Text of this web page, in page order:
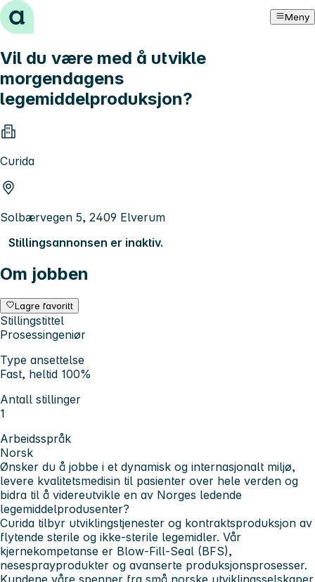
Hopp til innhold Meny
Vil du være med å utvikle
morgendagens
legemiddelproduksjon?
Curida
Solbærvegen 5, 2409 Elverum
Stillingsannonsen er inaktiv.
Om jobben
Lagre favoritt
Stillingstittel
Prosessingeniør
Type ansettelse
Fast, heltid 100%
Antall stillinger
1
Arbeidsspråk
Norsk
Ønsker du å jobbe i et dynamisk og internasjonalt miljø,
levere kvalitetsmedisin til pasienter over hele verden og
bidra til å videreutvikle en av Norges ledende
legemiddelprodusenter?
Curida tilbyr utviklingstjenester og kontraktsproduksjon av
flytende sterile og ikke-sterile legemidler. Vår
kjernekompetanse er Blow-Fill-Seal (BFS),
nesesprayprodukter og avanserte produksjonsprosesser.
Kundene våre spenner fra små norske utviklingsselskaper